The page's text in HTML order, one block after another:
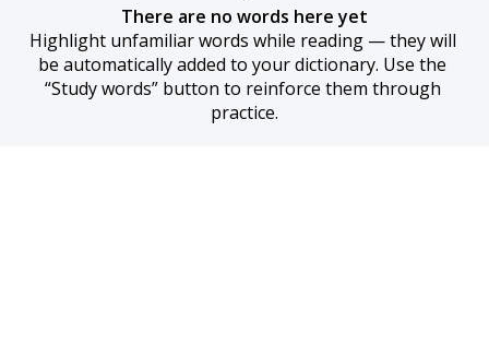
There are no words here yet
Highlight unfamiliar words while reading — they will
be automatically added to your dictionary. Use the
“Study words” button to reinforce them through
practice.